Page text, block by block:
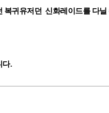
귀유저던 신화레이드를 다닐
다.